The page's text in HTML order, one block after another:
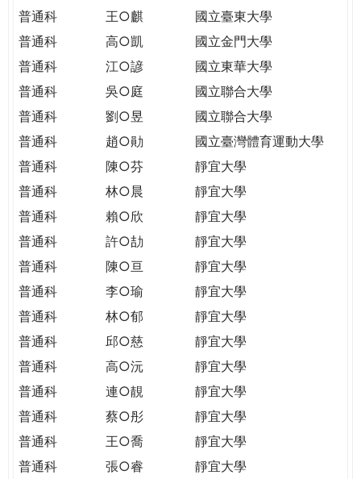
THE
PATH
CITIZENSHIP
普通科
王○麒
國立臺東大學
普通科
高○凱
國立金門大學
普通科
江○諺
國立東華大學
普通科
吳○庭
國立聯合大學
普通科
劉○昱
國立聯合大學
普通科
趙○勛
國立臺灣體育運動大學
普通科
陳○芬
靜宜大學
普通科
林○晨
靜宜大學
普通科
賴○欣
靜宜大學
普通科
許○劼
靜宜大學
普通科
陳○亘
靜宜大學
普通科
李○瑜
靜宜大學
普通科
林○郁
靜宜大學
普通科
邱○慈
靜宜大學
普通科
高○沅
靜宜大學
普通科
連○靚
靜宜大學
普通科
蔡○彤
靜宜大學
普通科
王○喬
靜宜大學
普通科
張○睿
靜宜大學